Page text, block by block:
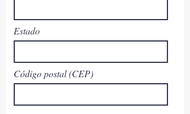
Estado
Código postal (CEP)